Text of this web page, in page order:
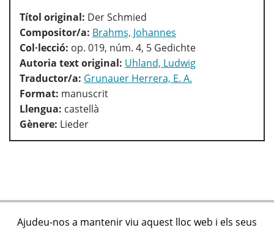
Títol original: Der Schmied
Compositor/a: Brahms, Johannes
Col·lecció: op. 019, núm. 4, 5 Gedichte
Autoria text original: Uhland, Ludwig
Traductor/a: Grunauer Herrera, E. A.
Format: manuscrit
Llengua: castellà
Gènere: Lieder
Ajudeu-nos a mantenir viu aquest lloc web i els seus